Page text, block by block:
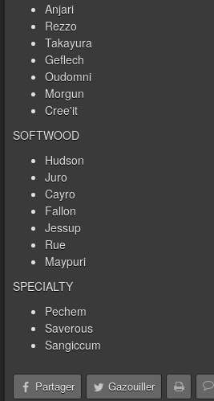
Anjari
Rezzo
Takayura
Geflech
Oudomni
Morgun
Cree'it
SOFTWOOD
Hudson
Juro
Cayro
Fallon
Jessup
Rue
Maypuri
SPECIALTY
Pechem
Saverous
Sangiccum
Partager Gazouiller